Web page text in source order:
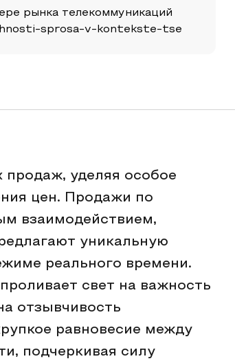
рынка телекоммуникаций
sprosa-v-kontekste-tse
уделяя особое
цен. Продажи по
взаимодействием,
уникальную
реального времени.
свет на важность
отзывчивость
равновесие между
подчеркивая силу